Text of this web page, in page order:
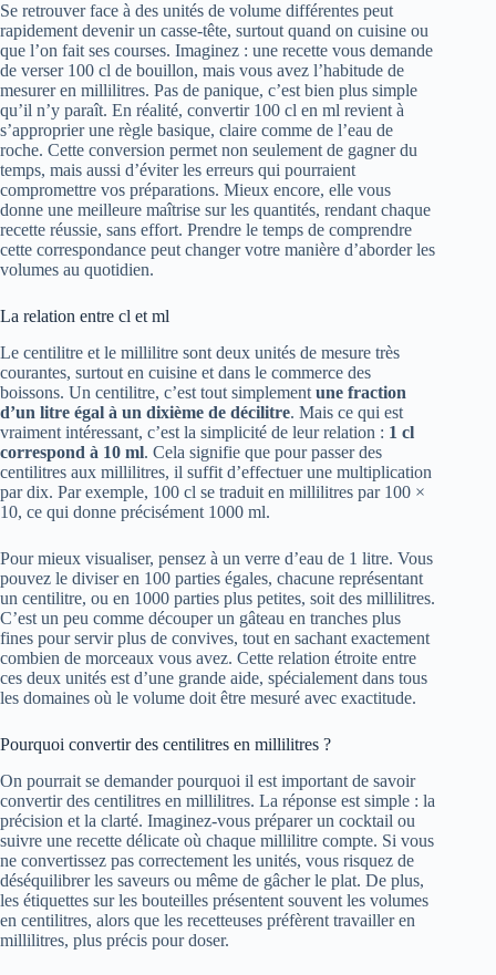
Se retrouver face à des unités de volume différentes peut
rapidement devenir un casse-tête, surtout quand on cuisine ou
que l’on fait ses courses. Imaginez : une recette vous demande
de verser 100 cl de bouillon, mais vous avez l’habitude de
mesurer en millilitres. Pas de panique, c’est bien plus simple
qu’il n’y paraît. En réalité, convertir 100 cl en ml revient à
s’approprier une règle basique, claire comme de l’eau de
roche. Cette conversion permet non seulement de gagner du
temps, mais aussi d’éviter les erreurs qui pourraient
compromettre vos préparations. Mieux encore, elle vous
donne une meilleure maîtrise sur les quantités, rendant chaque
recette réussie, sans effort. Prendre le temps de comprendre
cette correspondance peut changer votre manière d’aborder les
volumes au quotidien.
La relation entre cl et ml
Le centilitre et le millilitre sont deux unités de mesure très
courantes, surtout en cuisine et dans le commerce des
boissons. Un centilitre, c’est tout simplement une fraction
d’un litre égal à un dixième de décilitre. Mais ce qui est
vraiment intéressant, c’est la simplicité de leur relation : 1 cl
correspond à 10 ml. Cela signifie que pour passer des
centilitres aux millilitres, il suffit d’effectuer une multiplication
par dix. Par exemple, 100 cl se traduit en millilitres par 100 ×
10, ce qui donne précisément 1000 ml.
Pour mieux visualiser, pensez à un verre d’eau de 1 litre. Vous
pouvez le diviser en 100 parties égales, chacune représentant
un centilitre, ou en 1000 parties plus petites, soit des millilitres.
C’est un peu comme découper un gâteau en tranches plus
fines pour servir plus de convives, tout en sachant exactement
combien de morceaux vous avez. Cette relation étroite entre
ces deux unités est d’une grande aide, spécialement dans tous
les domaines où le volume doit être mesuré avec exactitude.
Pourquoi convertir des centilitres en millilitres ?
On pourrait se demander pourquoi il est important de savoir
convertir des centilitres en millilitres. La réponse est simple : la
précision et la clarté. Imaginez-vous préparer un cocktail ou
suivre une recette délicate où chaque millilitre compte. Si vous
ne convertissez pas correctement les unités, vous risquez de
déséquilibrer les saveurs ou même de gâcher le plat. De plus,
les étiquettes sur les bouteilles présentent souvent les volumes
en centilitres, alors que les recetteuses préfèrent travailler en
millilitres, plus précis pour doser.